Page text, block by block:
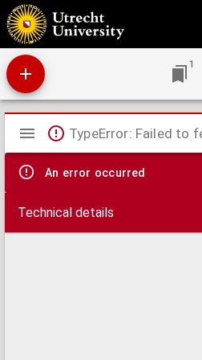
Anleitung zur Kenntniss der Wuthkrankheit der
Verhütung dieser Krankheit bei Menschen und
eigenen Erfahrungen für Polizei- und Sanitäts-
Hundebesitzer bearbeitet
1
Mirador
viewer
TypeError: Failed to
An error occurred
Technical details